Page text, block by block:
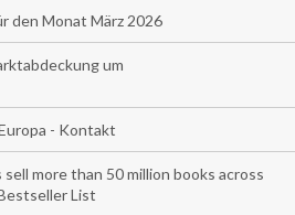
den Monat März 2026
um
- Kontakt
more than 50 million books across
List